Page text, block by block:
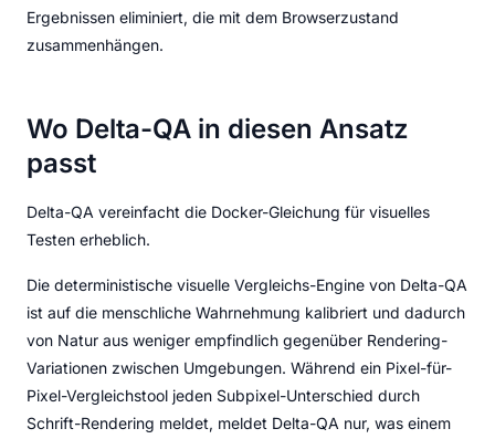
Ergebnissen eliminiert, die mit dem Browserzustand
zusammenhängen.
Wo Delta-QA in diesen Ansatz
passt
Delta-QA vereinfacht die Docker-Gleichung für visuelles
Testen erheblich.
Die deterministische visuelle Vergleichs-Engine von Delta-QA
ist auf die menschliche Wahrnehmung kalibriert und dadurch
von Natur aus weniger empfindlich gegenüber Rendering-
Variationen zwischen Umgebungen. Während ein Pixel-für-
Pixel-Vergleichstool jeden Subpixel-Unterschied durch
Schrift-Rendering meldet, meldet Delta-QA nur, was einem